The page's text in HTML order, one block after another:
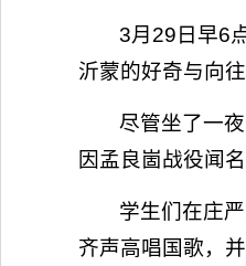
3月29日早6
沂蒙的好奇与向
尽管坐了一
因孟良崮战役闻
学生们在庄
齐声高唱国歌，